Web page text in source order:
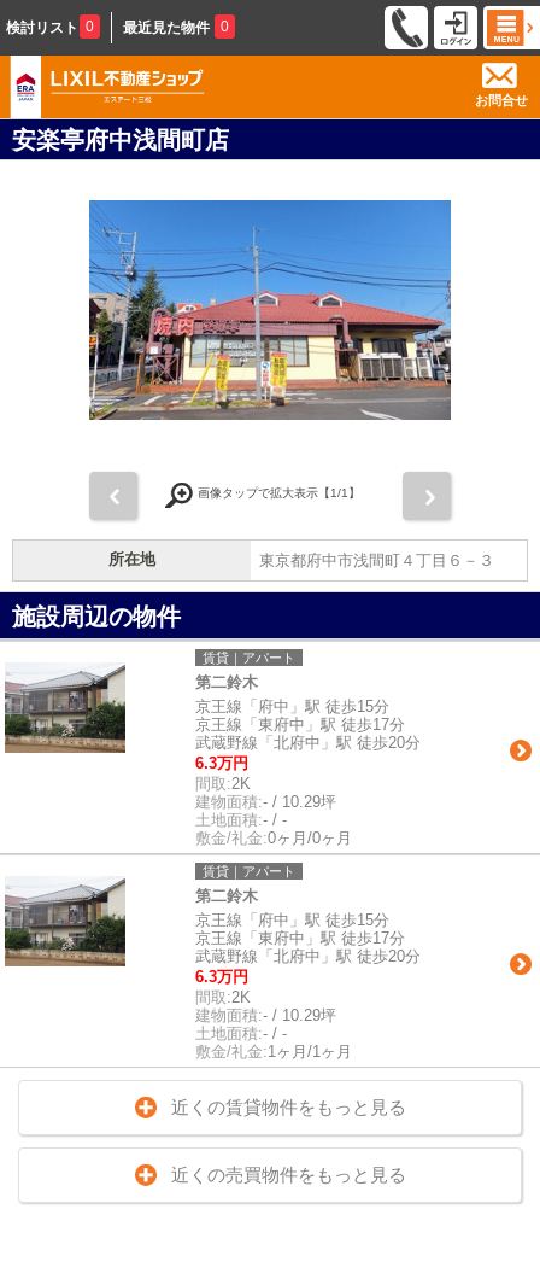
検討リスト 0 最近見た物件 0
お問合せ
安楽亭府中浅間町店
画像タップで拡大表示【1/1】
所在地 東京都府中市浅間町４丁目６－３
施設周辺の物件
賃貸｜アパート
第二鈴木
京王線「府中」駅 徒歩15分
京王線「東府中」駅 徒歩17分
武蔵野線「北府中」駅 徒歩20分
6.3万円
間取:2K
建物面積:- / 10.29坪
土地面積:- / -
敷金/礼金:0ヶ月/0ヶ月
賃貸｜アパート
第二鈴木
京王線「府中」駅 徒歩15分
京王線「東府中」駅 徒歩17分
武蔵野線「北府中」駅 徒歩20分
6.3万円
間取:2K
建物面積:- / 10.29坪
土地面積:- / -
敷金/礼金:1ヶ月/1ヶ月
近くの賃貸物件をもっと見る
近くの売買物件をもっと見る